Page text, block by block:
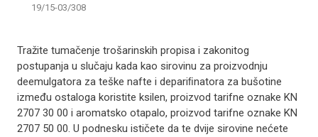
19/15-03/308
Tražite tumačenje trošarinskih propisa i zakonitog
postupanja u slučaju kada kao sirovinu za proizvodnju
deemulgatora za teške nafte i depariﬁnatora za bušotine
između ostaloga koristite ksilen, proizvod tarifne oznake KN
2707 30 00 i aromatsko otapalo, proizvod tarifne oznake KN
2707 50 00. U podnesku ističete da te dvije sirovine nećete